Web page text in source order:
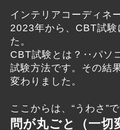
インテリアコーディネ
2023年から、CBT試験
た。
CBT試験とは？‥パソ
試験方法です。その結
変わりました。
ここからは、“うわさ”
問が丸ごと（一切